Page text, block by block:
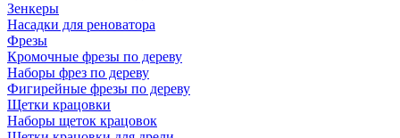
Зенкеры
Насадки для реноватора
Фрезы
Кромочные фрезы по дереву
Наборы фрез по дереву
Фигирейные фрезы по дереву
Щетки крацовки
Наборы щеток крацовок